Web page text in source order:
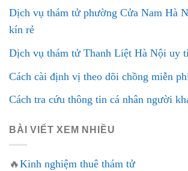
Dịch vụ thám tử phường Cửa Nam Hà
kín rẻ
Dịch vụ thám tử Thanh Liệt Hà Nội uy
Cách cài định vị theo dõi chồng miễn
Cách tra cứu thông tin cá nhân người
BÀI VIẾT XEM NHIỀU
🔥Kinh nghiệm thuê thám tử